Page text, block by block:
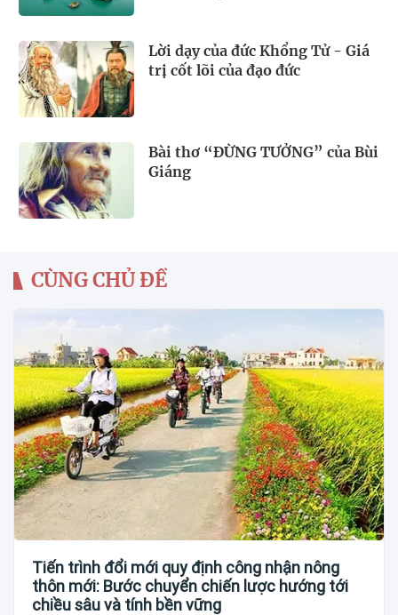
Lời dạy của đức Khổng Tử - Giá
trị cốt lõi của đạo đức
Bài thơ “ĐỪNG TƯỞNG” của Bùi
Giáng
CÙNG CHỦ ĐỀ
Tiến trình đổi mới quy định công nhận nông
thôn mới: Bước chuyển chiến lược hướng tới
chiều sâu và tính bền vững